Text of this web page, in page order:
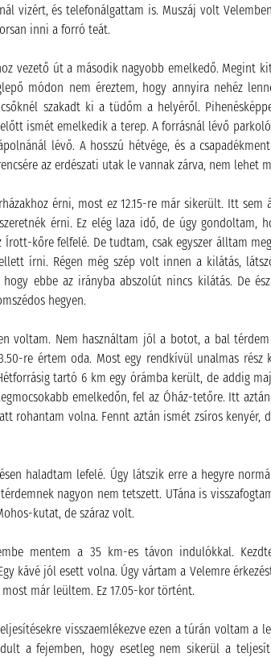
vizért, és telefonálgattam is. Muszáj volt
inni a forró teát.
vezető út a második nagyobb emelkedő. Megint
módon nem éreztem, hogy annyira nehéz
szakadt ki a tüdőm a helyéről.
ismét emelkedik a terep. A forrásnál lévő
lévő. A hosszú hétvége, és a
az erdészati utak le vannak zárva, nem lehet
érni, most ez 12.15-re már sikerült. Itt sem
érni. Ez elég laza idő, de úgy gondoltam,
kőre felfelé. De tudtam, csak egyszer álltam
írni. Régen még szép volt innen a kilátás,
ebbe az irányba abszolút nincs kilátás. De
hegyen.
voltam. Nem használtam jól a botot, a bal
re értem oda. Most egy rendkívül unalmas rész
tartó 6 km egy órámba került, de addig
emelkedőn, fel az Óház-tetőre. Itt
rohantam volna. Fennt aztán ismét zsíros kenyér,
haladtam lefelé. Úgy látszik erre a hegyre
nagyon nem tetszett. UTána is
kutat, de száraz volt.
mentem a 35 km-es távon indulókkal.
kávé jól esett volna. Úgy vártam a Velemre
már leültem. Ez 17.05-kor történt.
visszaemlékezve ezen a túrán voltam a
a fejemben, hogy esetleg nem sikerül a